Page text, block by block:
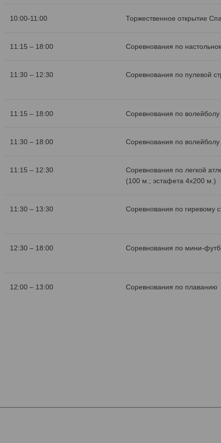
10:00-11:00 Торжественное открытие
11:15 – 18:00 Соревнования по
11:30 – 12:30 Соревнования по пулевой
11:15 – 18:00 Соревнования по
11:30 – 18:00 Соревнования по
11:15 – 12:30
Соревнования по легкой
(100 м.; эстафета 4х200 м.)
11:30 – 13:30 Соревнования по гиревому
12:30 – 18:00 Соревнования по мини-
12:00 – 13:00 Соревнования по плаванию